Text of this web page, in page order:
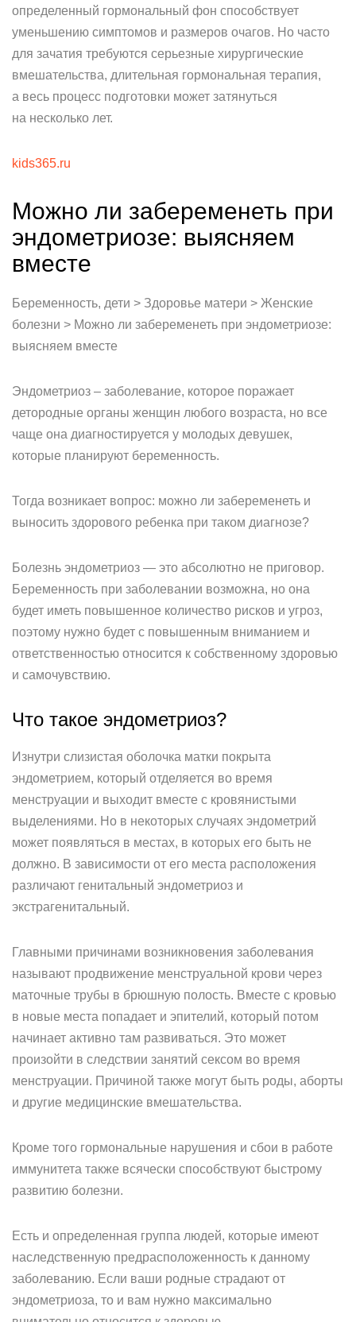
определенный гормональный фон способствует
уменьшению симптомов и размеров очагов. Но часто
для зачатия требуются серьезные хирургические
вмешательства, длительная гормональная терапия,
а весь процесс подготовки может затянуться
на несколько лет.
kids365.ru
Можно ли забеременеть при
эндометриозе: выясняем
вместе
Беременность, дети > Здоровье матери > Женские
болезни > Можно ли забеременеть при эндометриозе:
выясняем вместе
Эндометриоз – заболевание, которое поражает
детородные органы женщин любого возраста, но все
чаще она диагностируется у молодых девушек,
которые планируют беременность.
Тогда возникает вопрос: можно ли забеременеть и
выносить здорового ребенка при таком диагнозе?
Болезнь эндометриоз — это абсолютно не приговор.
Беременность при заболевании возможна, но она
будет иметь повышенное количество рисков и угроз,
поэтому нужно будет с повышенным вниманием и
ответственностью относится к собственному здоровью
и самочувствию.
Что такое эндометриоз?
Изнутри слизистая оболочка матки покрыта
эндометрием, который отделяется во время
менструации и выходит вместе с кровянистыми
выделениями. Но в некоторых случаях эндометрий
может появляться в местах, в которых его быть не
должно. В зависимости от его места расположения
различают генитальный эндометриоз и
экстрагенитальный.
Главными причинами возникновения заболевания
называют продвижение менструальной крови через
маточные трубы в брюшную полость. Вместе с кровью
в новые места попадает и эпителий, который потом
начинает активно там развиваться. Это может
произойти в следствии занятий сексом во время
менструации. Причиной также могут быть роды, аборты
и другие медицинские вмешательства.
Кроме того гормональные нарушения и сбои в работе
иммунитета также всячески способствуют быстрому
развитию болезни.
Есть и определенная группа людей, которые имеют
наследственную предрасположенность к данному
заболеванию. Если ваши родные страдают от
эндометриоза, то и вам нужно максимально